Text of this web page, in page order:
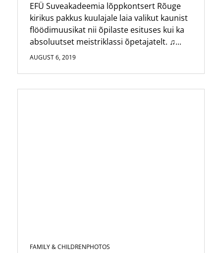
EFÜ Suveakadeemia lõppkontsert Rõuge
kirikus pakkus kuulajale laia valikut kaunist
flöödimuusikat nii õpilaste esituses kui ka
absoluutset meistriklassi õpetajatelt. ♫...
AUGUST 6, 2019
FAMILY & CHILDRENPHOTOS